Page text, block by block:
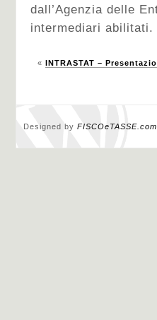
dall’Agenzia delle
intermediari abilitati.
« INTRASTAT –
Designed by FISCOeTASSE.com